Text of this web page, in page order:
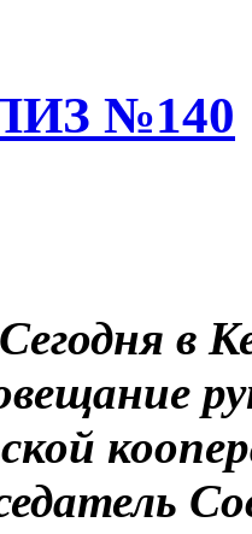
№140
Сегодня в